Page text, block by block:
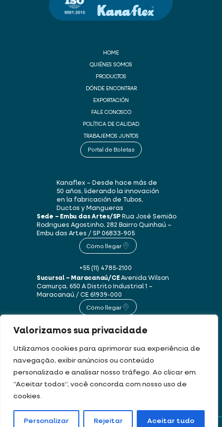
Valorizamos sua privacidade
Utilizamos cookies para aprimorar sua experiência de
navegação, exibir anúncios ou conteúdo
personalizado e analisar nosso tráfego. Ao clicar em
“Aceitar todos”, você concorda com nosso uso de
cookies.
Personalizar Rejeitar Aceitar tudo
HOME
QUIÉNES SOMOS
PRODUCTOS
DÓNDE ENCONTRAR
EXPORTACIÓN
FALE CONOSCO
POLÍTICA DE CALIDAD
TRABAJEMOS JUNTOS
Portal de Boletas
Kanaflex – Desde hace más de
50 años, liderando la innovación
en la fabricación de Tubos,
Ductos y Mangueras
Sede – Embu das Artes/SP Rua José Semião
Rodrigues Agostinho, 282 Bairro Quinhaú –
Embu das Artes / SP06833-905
Cómo llegar
+55 (11) 4785-2100
Sucursal – Maracanaú/CEAvenida Wilson
Camurça, 650 ADistrito Industrial 1 –
Maracanaú / CE61939-000
Cómo llegar
+55 (85) 3250-1235
Este sitio web utiliza cookies y datos personales de acuerdo con nuestros